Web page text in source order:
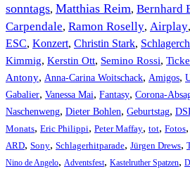
sonntags, Matthias Reim, Bernhard
Carpendale, Ramon Roselly, Airplay,
ESC, Konzert, Christin Stark,
Kimmig, Kerstin Ott, Semino Rossi,
Antony, Anna-Carina Woitschack, Amigos,
Gabalier, Vanessa Mai, Fantasy, Corona-
Naschenweng, Dieter Bohlen, Geburtstag,
Monats, Eric Philippi, Peter Maffay, tot, Fotos,
ARD, Sony, Schlagerhitparade, Jürgen Drews,
Nino de Angelo, Adventsfest, Kastelruther Spatzen,